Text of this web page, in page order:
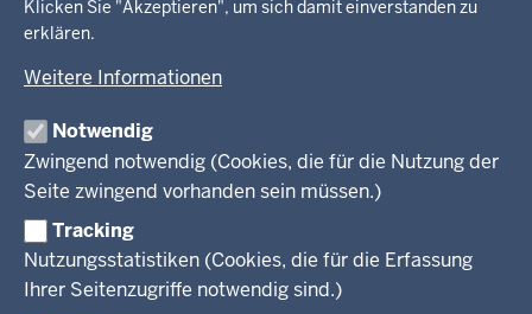
Klicken Sie "Akzeptieren", um sich damit einverstanden zu
erklären.
Weitere Informationen
Notwendig
Zwingend notwendig (Cookies, die für die Nutzung der
Seite zwingend vorhanden sein müssen.)
Tracking
Nutzungsstatistiken (Cookies, die für die Erfassung
Ihrer Seitenzugriffe notwendig sind.)
Schule und Bildung
Wirtschaft und Kultur
Neues
Produkte und Dienste
TIM-online
Webdienste
Amtsblatt
Behördenleitung
Leitbild
Personalvertretung
Regierungsbezirk
Reisekostenstelle
Veranstaltungen
Stellenangebote
Stellenangebote Schule
Praktikum
Referendariate
Bewerbung
Vormerkstelle NRW
PRESSE
Mediathek
Newsletter
Pressekontakt
Pressemitteilungen
Publikationen
VERFAHREN UND BEKANNTMACHUNGEN
Bekanntmachungen
Legionellen
Luftreinhaltepläne
Facebook
Instagram
LinkedIn